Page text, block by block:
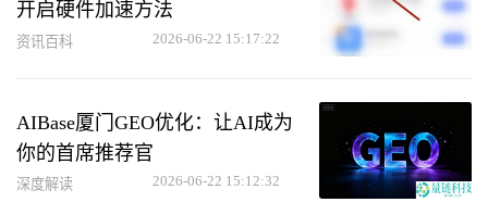
开启硬件加速方法
资讯百科 2026-06-22 15:17:22
AIBase厦门GEO优化：让AI成为
你的首席推荐官
深度解读 2026-06-22 15:12:32